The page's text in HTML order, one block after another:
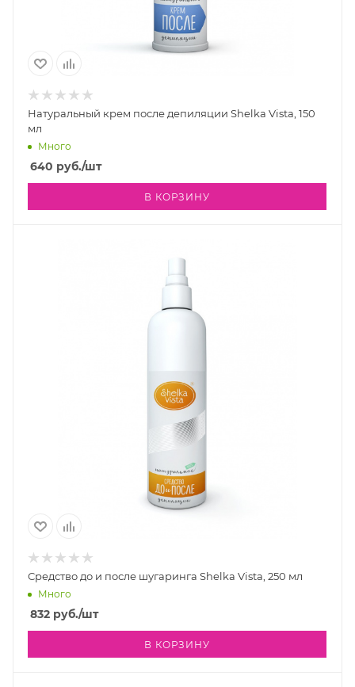
Натуральный крем после депиляции Shelka Vista, 150
мл
Много
640 руб./шт
В КОРЗИНУ
Средство до и после шугаринга Shelka Vista, 250 мл
Много
832 руб./шт
В КОРЗИНУ